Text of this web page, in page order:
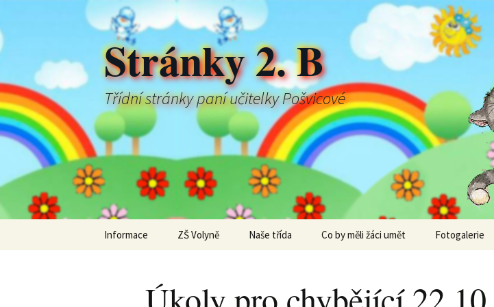
Stránky 2. B
Třídní stránky paní učitelky Pošvicové
Informace ZŠ Volyně Naše třída Co by měli žáci umět Fotogalerie